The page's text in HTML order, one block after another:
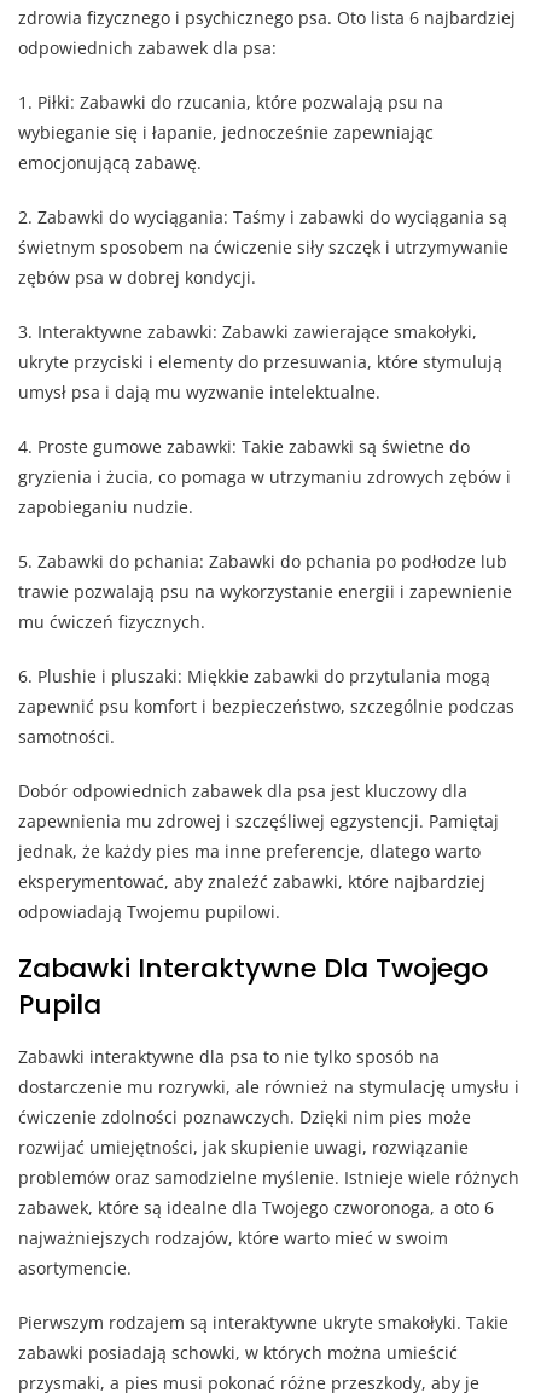
zdrowia fizycznego i psychicznego psa. Oto lista 6 najbardziej
odpowiednich zabawek dla psa:
1. Piłki: Zabawki do rzucania, które pozwalają psu na
wybieganie się i łapanie, jednocześnie zapewniając
emocjonującą zabawę.
2. Zabawki do wyciągania: Taśmy i zabawki do wyciągania są
świetnym sposobem na ćwiczenie siły szczęk i utrzymywanie
zębów psa w dobrej kondycji.
3. Interaktywne zabawki: Zabawki zawierające smakołyki,
ukryte przyciski i elementy do przesuwania, które stymulują
umysł psa i dają mu wyzwanie intelektualne.
4. Proste gumowe zabawki: Takie zabawki są świetne do
gryzienia i żucia, co pomaga w utrzymaniu zdrowych zębów i
zapobieganiu nudzie.
5. Zabawki do pchania: Zabawki do pchania po podłodze lub
trawie pozwalają psu na wykorzystanie energii i zapewnienie
mu ćwiczeń fizycznych.
6. Plushie i pluszaki: Miękkie zabawki do przytulania mogą
zapewnić psu komfort i bezpieczeństwo, szczególnie podczas
samotności.
Dobór odpowiednich zabawek dla psa jest kluczowy dla
zapewnienia mu zdrowej i szczęśliwej egzystencji. Pamiętaj
jednak, że każdy pies ma inne preferencje, dlatego warto
eksperymentować, aby znaleźć zabawki, które najbardziej
odpowiadają Twojemu pupilowi.
Zabawki Interaktywne Dla Twojego
Pupila
Zabawki interaktywne dla psa to nie tylko sposób na
dostarczenie mu rozrywki, ale również na stymulację umysłu i
ćwiczenie zdolności poznawczych. Dzięki nim pies może
rozwijać umiejętności, jak skupienie uwagi, rozwiązanie
problemów oraz samodzielne myślenie. Istnieje wiele różnych
zabawek, które są idealne dla Twojego czworonoga, a oto 6
najważniejszych rodzajów, które warto mieć w swoim
asortymencie.
Pierwszym rodzajem są interaktywne ukryte smakołyki. Takie
zabawki posiadają schowki, w których można umieścić
przysmaki, a pies musi pokonać różne przeszkody, aby je